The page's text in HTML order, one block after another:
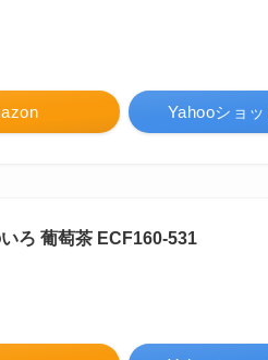
Yahooショ
ろ 葡萄茶 ECF160-531